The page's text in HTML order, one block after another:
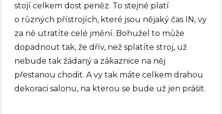
stojí celkem dost peněz. To stejné platí
o různých přístrojích, které jsou nějaký čas IN, vy
za ně utratíte celé jmění. Bohužel to může
dopadnout tak, že dřív, než splatíte stroj, už
nebude tak žádaný a zákaznice na něj
přestanou chodit. A vy tak máte celkem drahou
dekoraci salonu, na kterou se bude už jen prášit.